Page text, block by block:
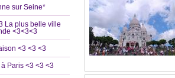
sur Seine*
La plus belle ville
<3<3<3
<3 <3 <3
à Paris <3 <3 <3